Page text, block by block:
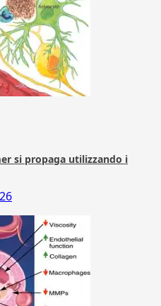
si propaga utilizzando i